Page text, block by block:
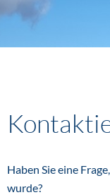
Haben Sie eine
wurde?